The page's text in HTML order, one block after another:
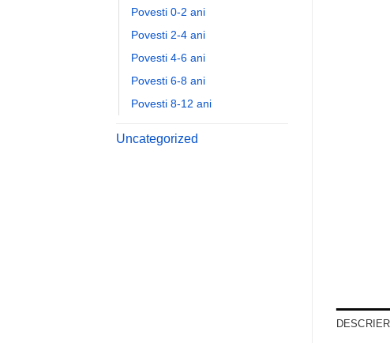
Povesti 0-2 ani
Povesti 2-4 ani
Povesti 4-6 ani
Povesti 6-8 ani
Povesti 8-12 ani
Uncategorized